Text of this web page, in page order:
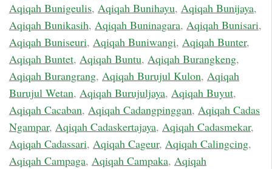
Aqiqah Bunigeulis, Aqiqah Bunihayu, Aqiqah Bunijaya,
Aqiqah Bunikasih, Aqiqah Buninagara, Aqiqah Bunisari,
Aqiqah Buniseuri, Aqiqah Buniwangi, Aqiqah Bunter,
Aqiqah Buntet, Aqiqah Buntu, Aqiqah Burangkeng,
Aqiqah Burangrang, Aqiqah Burujul Kulon, Aqiqah
Burujul Wetan, Aqiqah Burujuljaya, Aqiqah Buyut,
Aqiqah Cacaban, Aqiqah Cadangpinggan, Aqiqah Cadas
Ngampar, Aqiqah Cadaskertajaya, Aqiqah Cadasmekar,
Aqiqah Cadassari, Aqiqah Cageur, Aqiqah Calingcing,
Aqiqah Campaga, Aqiqah Campaka, Aqiqah